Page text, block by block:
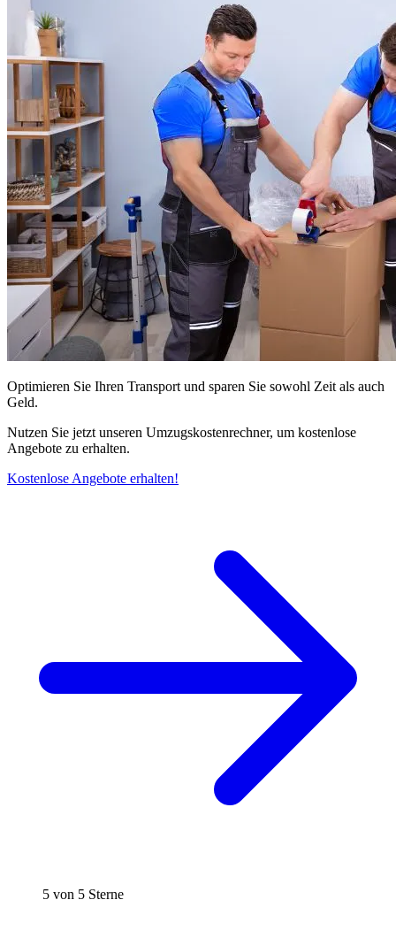
Optimieren Sie Ihren Transport und sparen Sie sowohl Zeit als auch
Geld.
Nutzen Sie jetzt unseren Umzugskostenrechner, um kostenlose
Angebote zu erhalten.
Kostenlose Angebote erhalten!
5 von 5 Sterne